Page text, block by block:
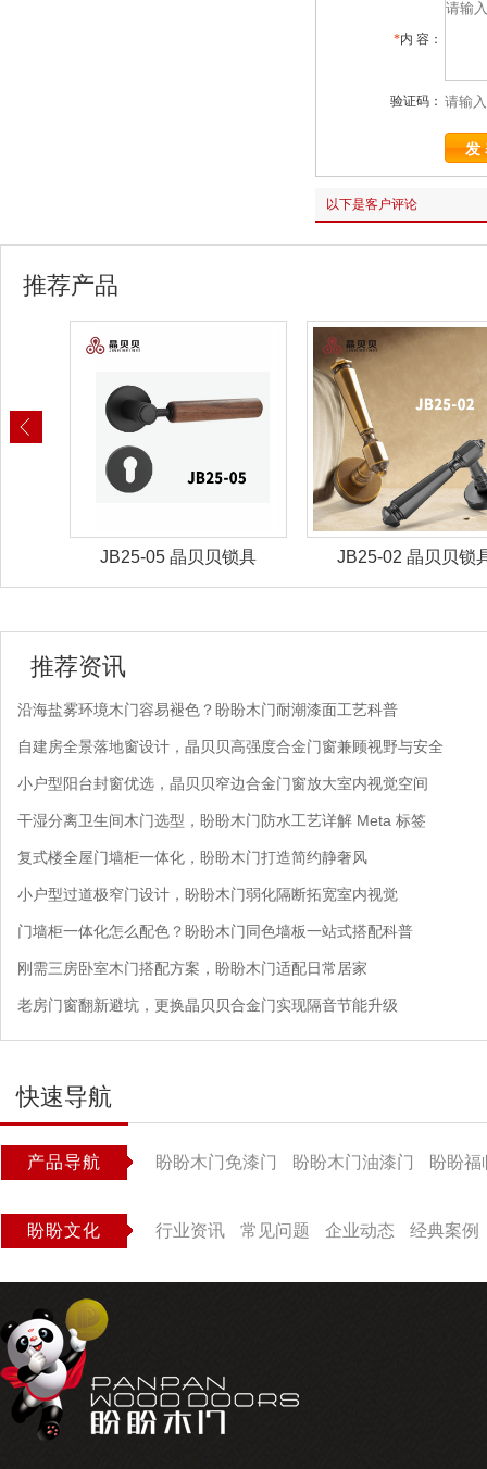
*内 容：
验证码：
以下是客户评论
推荐产品
JB25-02 晶贝贝锁具 JB25-01 晶贝贝锁
推荐资讯
沿海盐雾环境木门容易褪色？盼盼木门耐潮漆面工艺科普
自建房全景落地窗设计，晶贝贝高强度合金门窗兼顾视野与安全
小户型阳台封窗优选，晶贝贝窄边合金门窗放大室内视觉空间
干湿分离卫生间木门选型，盼盼木门防水工艺详解 Meta 标签
复式楼全屋门墙柜一体化，盼盼木门打造简约静奢风
小户型过道极窄门设计，盼盼木门弱化隔断拓宽室内视觉
门墙柜一体化怎么配色？盼盼木门同色墙板一站式搭配科普
刚需三房卧室木门搭配方案，盼盼木门适配日常居家
老房门窗翻新避坑，更换晶贝贝合金门实现隔音节能升级
快速导航
产品导航 盼盼木门免漆门 盼盼木门油漆门 盼盼福
盼盼文化 行业资讯 常见问题 企业动态 经典案例